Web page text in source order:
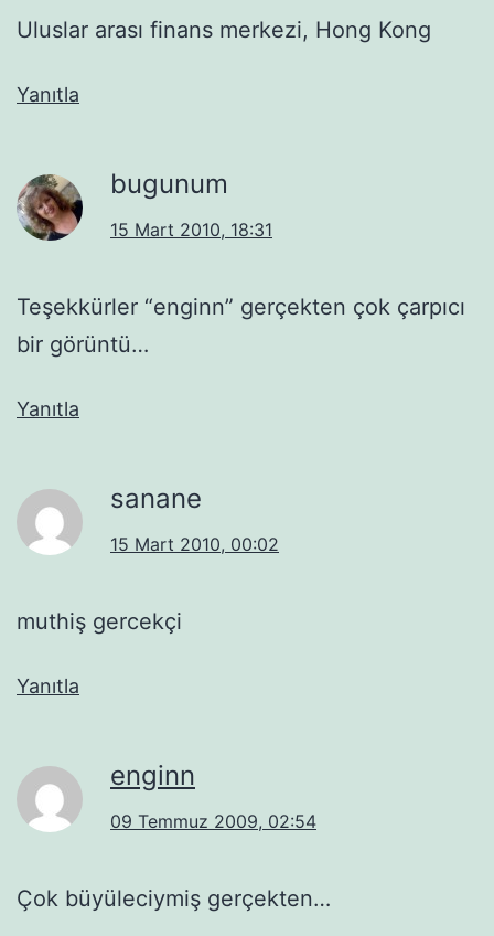
Uluslar arası finans merkezi, Hong Kong
Yanıtla
bugunum
15 Mart 2010, 18:31
Teşekkürler “enginn” gerçekten çok çarpıcı
bir görüntü…
Yanıtla
sanane
15 Mart 2010, 00:02
muthiş gercekçi
Yanıtla
enginn
09 Temmuz 2009, 02:54
Çok büyüleciymiş gerçekten…